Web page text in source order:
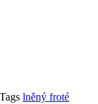
Tags lněný froté